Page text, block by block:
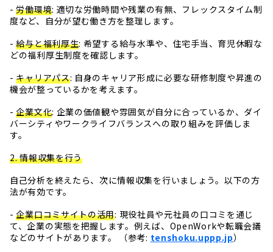
-労働環境: 適切な労働時間や残業の有無、フレックスタイム制
度など、自分が望む働き方を整理します。
-給与と福利厚生: 希望する給与水準や、住宅手当、育児休暇な
どの福利厚生制度を確認します。
-キャリアパス: 自身のキャリア形成に必要な研修制度や昇進の
機会が整っているかを考えます。
-企業文化: 企業の価値観や雰囲気が自分に合っているか、ダイ
バーシティやワークライフバランスへの取り組みを評価しま
す。
2. 情報収集を行う
自己分析を終えたら、次に情報収集を行いましょう。以下の方
法が有効です。
-企業口コミサイトの活用: 現役社員や元社員の口コミを通じ
て、企業の実態を把握します。例えば、OpenWorkや転職会議
などのサイトがあります。 （参考: tenshoku.uppp.jp）